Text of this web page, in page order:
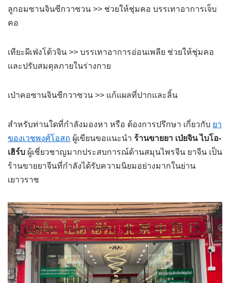
ลูกอมซานจินซีกวาซวน >> ช่วยให้ชุ่มคอ บรรเทาอาการเจ็บ
คอ
เทียะผีเฟ่งโต้วจิน >> บรรเทาอาการอ่อนเพลีย ช่วยให้ชุ่มคอ
และปรับสมดุลภายในร่างกาย
เป่าคอซานจินซีกวาซวน >> แก้แผลที่ปากและลิ้น
สำหรับท่านใดที่กำลังมองหา หรือ ต้องการปรึกษา เกี่ยวกับ ยา
ของเวชพงศ์โอสถ ผู้เขียนขอแนะนำ ร้านขายยา เป่ยจิน ไบโอ-
เฮิร์บ ผู้เชี่ยวชาญมากประสบการณ์ด้านสมุนไพรจีน ยาจีน เป็น
ร้านขายยาจีนที่กำลังได้รับความนิยมอย่างมากในย่าน
เยาวราช